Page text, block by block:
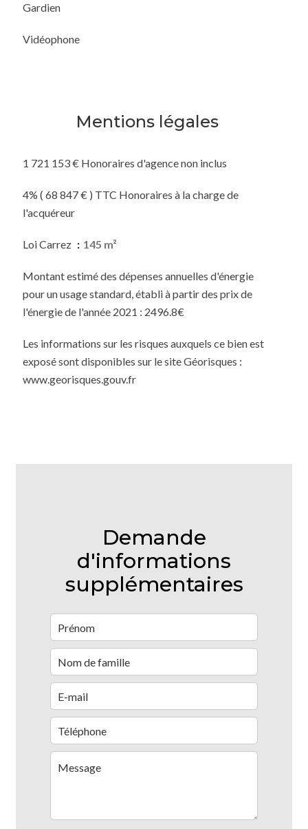
Gardien
Vidéophone
Mentions légales
1 721 153 € Honoraires d'agence non inclus
4% ( 68 847 € ) TTC Honoraires à la charge de
l'acquéreur
Loi Carrez 145 m²
Montant estimé des dépenses annuelles d'énergie
pour un usage standard, établi à partir des prix de
l'énergie de l'année 2021 : 2496.8€
Les informations sur les risques auxquels ce bien est
exposé sont disponibles sur le site Géorisques :
www.georisques.gouv.fr
Demande
d'informations
supplémentaires